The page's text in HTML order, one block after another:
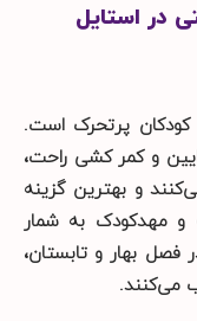
در استایل
کودکان پرتحرک است.
و کمر کشی راحت،
و بهترین گزینه
و مهدکودک به شمار
فصل بهار و تابستان،
می‌کنند.